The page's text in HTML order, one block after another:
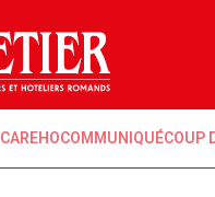
CAREHOCOMMUNIQUÉCOUP